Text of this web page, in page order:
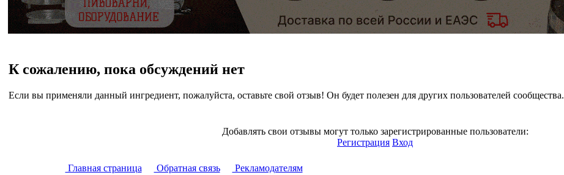
К сожалению, пока обсуждений нет
Если вы применяли данный ингредиент, пожалуйста, оставьте свой отзыв! Он будет полезен для других пользователей сообщества.
Добавлять свои отзывы могут только зарегистрированные пользователи:
Регистрация Вход
Главная страница Обратная связь Рекламодателям